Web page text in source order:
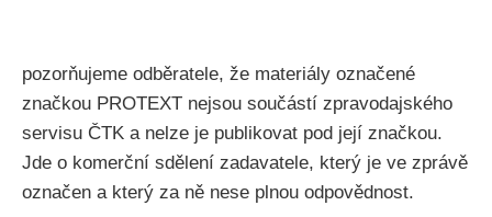
pozorňujeme odběratele, že materiály označené
značkou PROTEXT nejsou součástí zpravodajského
servisu ČTK a nelze je publikovat pod její značkou.
Jde o komerční sdělení zadavatele, který je ve zprávě
označen a který za ně nese plnou odpovědnost.